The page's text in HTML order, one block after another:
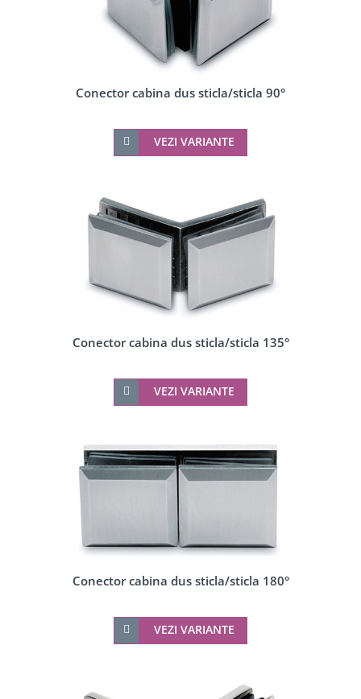
Conector cabina dus sticla/sticla 90°
VEZI VARIANTE
Conector cabina dus sticla/sticla 135°
VEZI VARIANTE
Conector cabina dus sticla/sticla 180°
VEZI VARIANTE